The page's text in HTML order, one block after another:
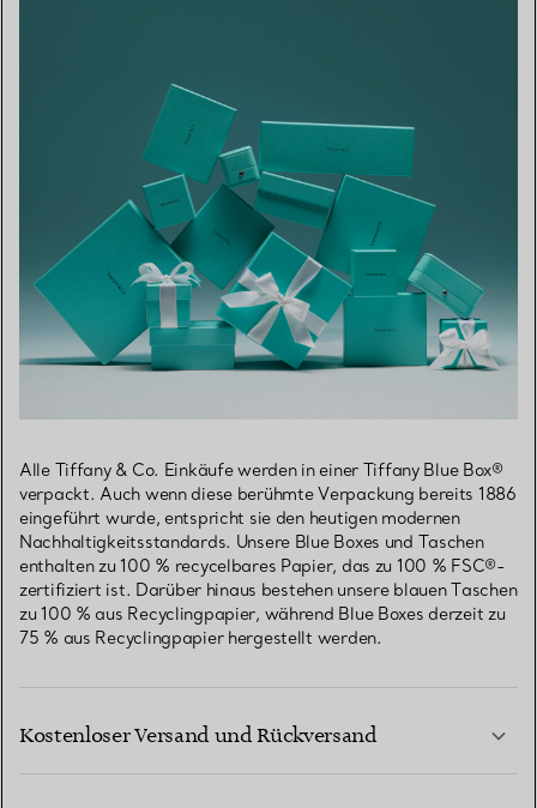
Alle Tiffany & Co. Einkäufe werden in einer Tiffany Blue Box®
verpackt. Auch wenn diese berühmte Verpackung bereits 1886
eingeführt wurde, entspricht sie den heutigen modernen
Nachhaltigkeitsstandards. Unsere Blue Boxes und Taschen
enthalten zu 100 % recycelbares Papier, das zu 100 % FSC®-
zertifiziert ist. Darüber hinaus bestehen unsere blauen Taschen
zu 100 % aus Recyclingpapier, während Blue Boxes derzeit zu
75 % aus Recyclingpapier hergestellt werden.
Kostenloser Versand und Rückversand